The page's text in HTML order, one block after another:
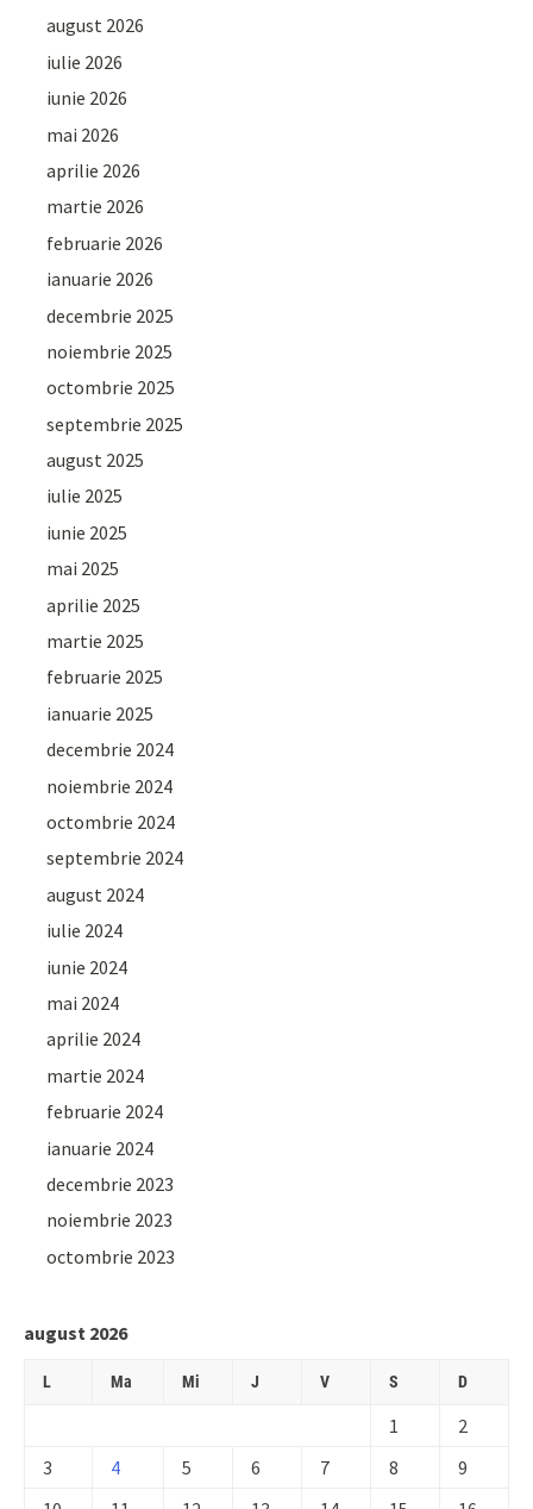
august 2026
iulie 2026
iunie 2026
mai 2026
aprilie 2026
martie 2026
februarie 2026
ianuarie 2026
decembrie 2025
noiembrie 2025
octombrie 2025
septembrie 2025
august 2025
iulie 2025
iunie 2025
mai 2025
aprilie 2025
martie 2025
februarie 2025
ianuarie 2025
decembrie 2024
noiembrie 2024
octombrie 2024
septembrie 2024
august 2024
iulie 2024
iunie 2024
mai 2024
aprilie 2024
martie 2024
februarie 2024
ianuarie 2024
decembrie 2023
noiembrie 2023
octombrie 2023
august 2026
L Ma Mi J V S D
1
2
3
4 5 6 7 8
9